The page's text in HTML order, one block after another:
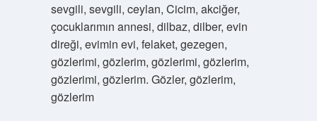
sevgili, sevgili, ceylan, Cicim, akciğer,
çocuklarımın annesi, dilbaz, dilber, evin
direği, evimin evi, felaket, gezegen,
gözlerimi, gözlerim, gözlerimi, gözlerim,
gözlerimi, gözlerim. Gözler, gözlerim,
gözlerim